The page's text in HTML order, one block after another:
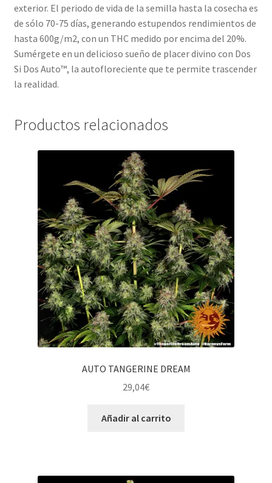
exterior. El periodo de vida de la semilla hasta la cosecha es
de sólo 70-75 días, generando estupendos rendimientos de
hasta 600g/m2, con un THC medido por encima del 20%.
Sumérgete en un delicioso sueño de placer divino con Dos
Si Dos Auto™, la autofloreciente que te permite trascender
la realidad.
Productos relacionados
AUTO TANGERINE DREAM
29,04€
Añadir al carrito